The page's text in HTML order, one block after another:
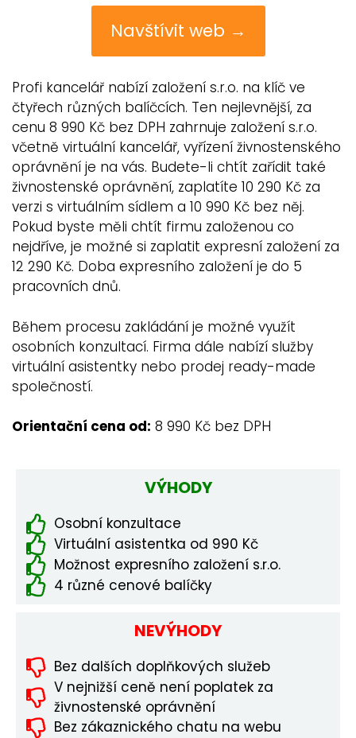
Navštívit web →
Profi kancelář nabízí založení s.r.o. na klíč ve
čtyřech různých balíčcích. Ten nejlevnější, za
cenu 8 990 Kč bez DPH zahrnuje založení s.r.o.
včetně virtuální kancelář, vyřízení živnostenského
oprávnění je na vás. Budete-li chtít zařídit také
živnostenské oprávnění, zaplatíte 10 290 Kč za
verzi s virtuálním sídlem a 10 990 Kč bez něj.
Pokud byste měli chtít firmu založenou co
nejdříve, je možné si zaplatit expresní založení za
12 290 Kč. Doba expresního založení je do 5
pracovních dnů.
Během procesu zakládání je možné využít
osobních konzultací. Firma dále nabízí služby
virtuální asistentky nebo prodej ready-made
společností.
Orientační cena od: 8 990 Kč bez DPH
VÝHODY
Osobní konzultace
Virtuální asistentka od 990 Kč
Možnost expresního založení s.r.o.
4 různé cenové balíčky
NEVÝHODY
Bez dalších doplňkových služeb
V nejnižší ceně není poplatek za
živnostenské oprávnění
Bez zákaznického chatu na webu